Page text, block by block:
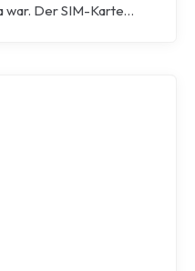
war. Der SIM-Karte…